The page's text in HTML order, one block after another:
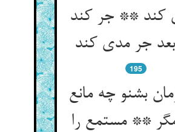
کند ** جر کند
جر مدی کند
195
بشنو چه مانع
** مستمع را